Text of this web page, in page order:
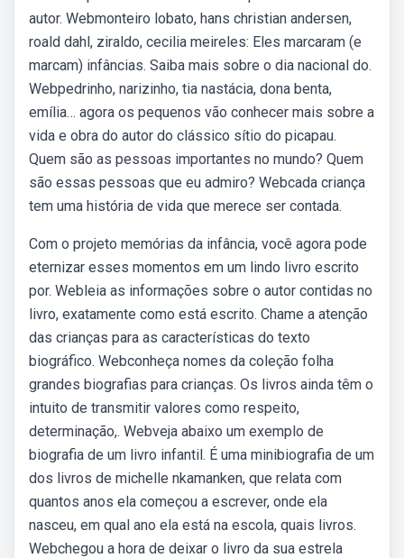
autor. Webmonteiro lobato, hans christian andersen,
roald dahl, ziraldo, cecilia meireles: Eles marcaram (e
marcam) infâncias. Saiba mais sobre o dia nacional do.
Webpedrinho, narizinho, tia nastácia, dona benta,
emília… agora os pequenos vão conhecer mais sobre a
vida e obra do autor do clássico sítio do picapau.
Quem são as pessoas importantes no mundo? Quem
são essas pessoas que eu admiro? Webcada criança
tem uma história de vida que merece ser contada.
Com o projeto memórias da infância, você agora pode
eternizar esses momentos em um lindo livro escrito
por. Webleia as informações sobre o autor contidas no
livro, exatamente como está escrito. Chame a atenção
das crianças para as características do texto
biográfico. Webconheça nomes da coleção folha
grandes biografias para crianças. Os livros ainda têm o
intuito de transmitir valores como respeito,
determinação,. Webveja abaixo um exemplo de
biografia de um livro infantil. É uma minibiografia de um
dos livros de michelle nkamanken, que relata com
quantos anos ela começou a escrever, onde ela
nasceu, em qual ano ela está na escola, quais livros.
Webchegou a hora de deixar o livro da sua estrela